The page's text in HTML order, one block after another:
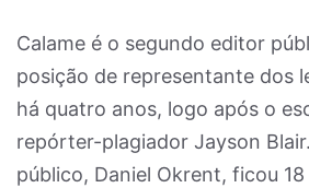
Calame é o segundo editor
posição de representante dos
há quatro anos, logo após o
repórter-plagiador Jayson
público, Daniel Okrent, ficou